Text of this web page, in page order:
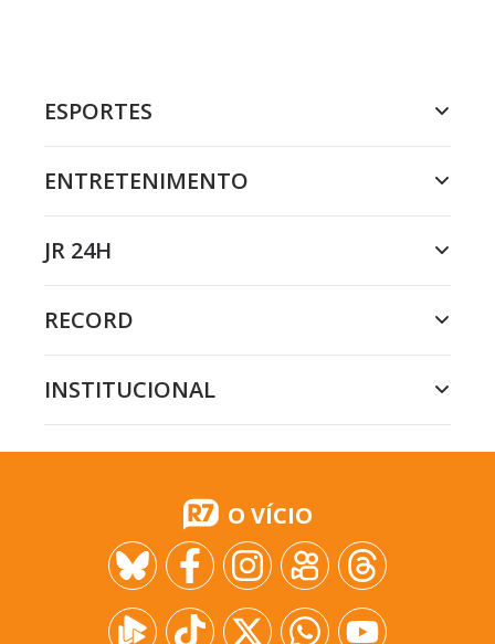
ESPORTES
ENTRETENIMENTO
JR 24H
RECORD
INSTITUCIONAL
O VÍCIO